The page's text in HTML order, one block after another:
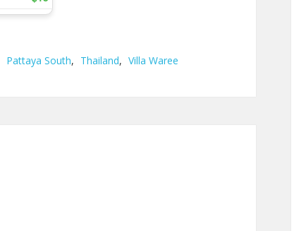
Pattaya South, Thailand, Villa Waree